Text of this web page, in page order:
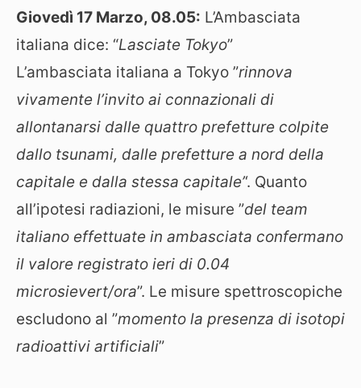
Giovedì 17 Marzo, 08.05: L’Ambasciata
italiana dice: “Lasciate Tokyo”
L’ambasciata italiana a Tokyo ”rinnova
vivamente l’invito ai connazionali di
allontanarsi dalle quattro prefetture colpite
dallo tsunami, dalle prefetture a nord della
capitale e dalla stessa capitale’‘. Quanto
all’ipotesi radiazioni, le misure ”del team
italiano effettuate in ambasciata confermano
il valore registrato ieri di 0.04
microsievert/ora”. Le misure spettroscopiche
escludono al ”momento la presenza di isotopi
radioattivi artificiali”